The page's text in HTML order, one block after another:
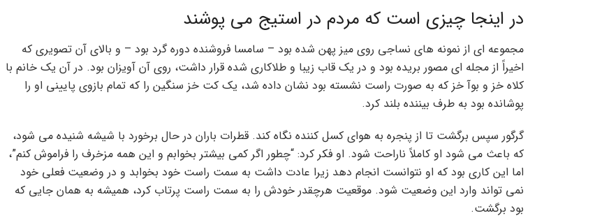
در اینجا چیزی است که مردم در استیج می پوشند
مجموعه ای از نمونه های نساجی روی میز پهن شده بود – سامسا فروشنده دوره گرد بود – و بالای آن تصویری که
اخیراً از مجله ای مصور بریده بود و در یک قاب زیبا و طلاکاری شده قرار داشت، روی آن آویزان بود. در آن یک خانم با
کلاه خز و بوآ خز که به صورت راست نشسته بود نشان داده شد، یک کت خز سنگین را که تمام بازوی پایینی او را
پوشانده بود به طرف بیننده بلند کرد.
گرگور سپس برگشت تا از پنجره به هوای کسل کننده نگاه کند. قطرات باران در حال برخورد با شیشه شنیده می شود،
که باعث می شود او کاملاً ناراحت شود. او فکر کرد: “چطور اگر کمی بیشتر بخوابم و این همه مزخرف را فراموش کنم”،
اما این کاری بود که او نتوانست انجام دهد زیرا عادت داشت به سمت راست خود بخوابد و در وضعیت فعلی خود
نمی تواند وارد این وضعیت شود. موقعیت هرچقدر خودش را به سمت راست پرتاب کرد، همیشه به همان جایی که
بود برگشت.